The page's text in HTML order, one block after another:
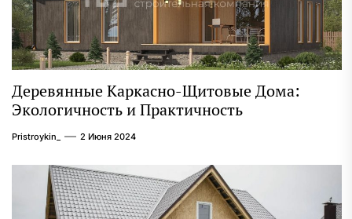
Деревянные Каркасно-Щитовые Дома:
Экологичность и Практичность
Pristroykin_ 2 Июня 2024